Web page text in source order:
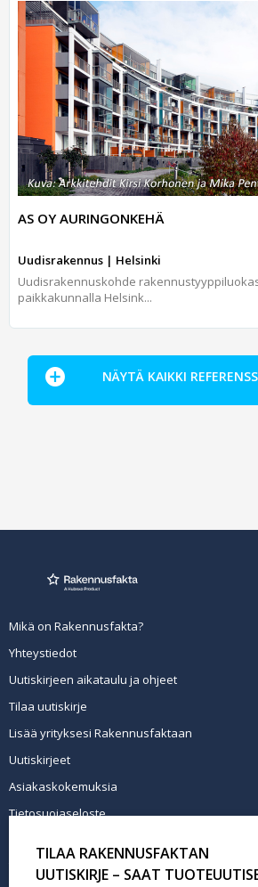
AS OY AURINGONKEHÄ
Uudisrakennus | Helsinki
Uudisrakennuskohde
paikkakunnalla Helsink...
NÄYTÄ KAIKKI
Mikä on Rakennusfakta?
Yhteystiedot
Uutiskirjeen aikataulu ja ohjeet
Tilaa uutiskirje
Lisää yrityksesi Rakennusfaktaan
Uutiskirjeet
Asiakaskokemuksia
Tietosuojaseloste
Tilaa uutiskirje
TILAA RAKENNUSFAKTAN
UUTISKIRJE – SAAT